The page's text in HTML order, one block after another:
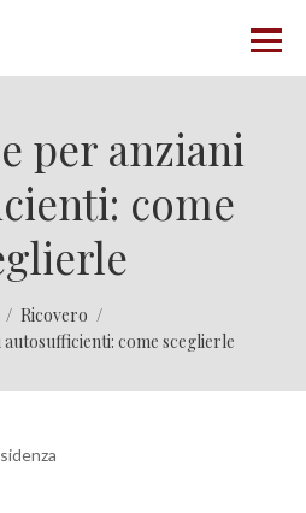
per anziani
come
Ricovero
come sceglierle